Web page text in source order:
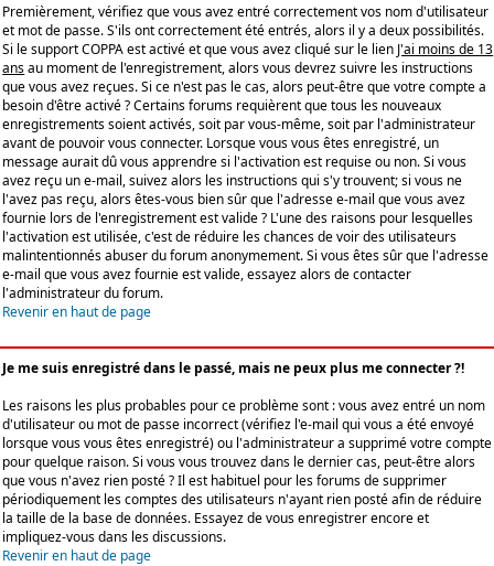
Premièrement, vérifiez que vous avez entré correctement vos nom d'utilisateur
et mot de passe. S'ils ont correctement été entrés, alors il y a deux possibilités.
Si le support COPPA est activé et que vous avez cliqué sur le lien J'ai moins de 13
ansau moment de l'enregistrement, alors vous devrez suivre les instructions
que vous avez reçues. Si ce n'est pas le cas, alors peut-être que votre compte a
besoin d'être activé ? Certains forums requièrent que tous les nouveaux
enregistrements soient activés, soit par vous-même, soit par l'administrateur
avant de pouvoir vous connecter. Lorsque vous vous êtes enregistré, un
message aurait dû vous apprendre si l'activation est requise ou non. Si vous
avez reçu un e-mail, suivez alors les instructions qui s'y trouvent; si vous ne
l'avez pas reçu, alors êtes-vous bien sûr que l'adresse e-mail que vous avez
fournie lors de l'enregistrement est valide ? L'une des raisons pour lesquelles
l'activation est utilisée, c'est de réduire les chances de voir des utilisateurs
malintentionnés abuser du forum anonymement. Si vous êtes sûr que l'adresse
e-mail que vous avez fournie est valide, essayez alors de contacter
l'administrateur du forum.
Revenir en haut de page
Je me suis enregistré dans le passé, mais ne peux plus me connecter ?!
Les raisons les plus probables pour ce problème sont : vous avez entré un nom
d'utilisateur ou mot de passe incorrect (vérifiez l'e-mail qui vous a été envoyé
lorsque vous vous êtes enregistré) ou l'administrateur a supprimé votre compte
pour quelque raison. Si vous vous trouvez dans le dernier cas, peut-être alors
que vous n'avez rien posté ? Il est habituel pour les forums de supprimer
périodiquement les comptes des utilisateurs n'ayant rien posté afin de réduire
la taille de la base de données. Essayez de vous enregistrer encore et
impliquez-vous dans les discussions.
Revenir en haut de page